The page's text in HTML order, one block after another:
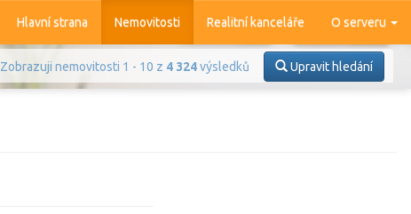
Hlavní strana Nemovitosti Realitní kanceláře O serveru
Zobrazuji nemovitosti 1 - 10 z 4 324výsledků Upravit hledání